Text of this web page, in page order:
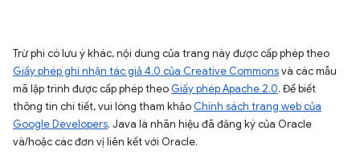
Trừ phi có lưu ý khác, nội dung của trang này được cấp phép theo
Giấy phép ghi nhận tác giả 4.0 của Creative Commonsvà các mẫu
mã lập trình được cấp phép theo Giấy phép Apache 2.0. Để biết
thông tin chi tiết, vui lòng tham khảo Chính sách trang web của
Google Developers. Java là nhãn hiệu đã đăng ký của Oracle
và/hoặc các đơn vị liên kết với Oracle.